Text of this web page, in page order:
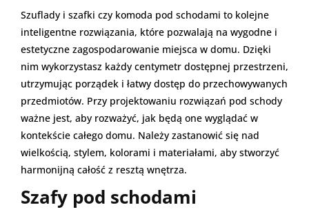
Szuflady i szafki czy komoda pod schodami to kolejne
inteligentne rozwiązania, które pozwalają na wygodne i
estetyczne zagospodarowanie miejsca w domu. Dzięki
nim wykorzystasz każdy centymetr dostępnej przestrzeni,
utrzymując porządek i łatwy dostęp do przechowywanych
przedmiotów. Przy projektowaniu rozwiązań pod schody
ważne jest, aby rozważyć, jak będą one wyglądać w
kontekście całego domu. Należy zastanowić się nad
wielkością, stylem, kolorami i materiałami, aby stworzyć
harmonijną całość z resztą wnętrza.
Szafy pod schodami